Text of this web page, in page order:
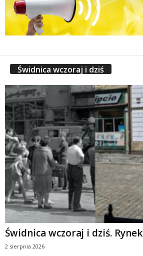
Świdnica wczoraj i dziś
Świdnica wczoraj i dziś. Rynek
2 sierpnia 2026